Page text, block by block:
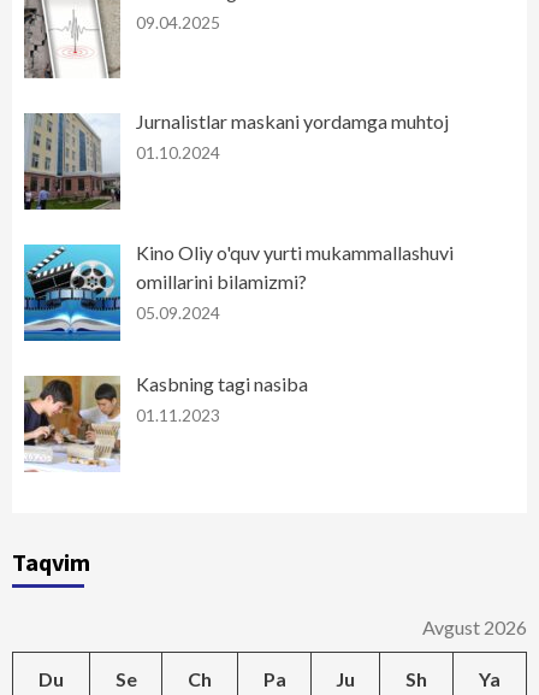
09.04.2025
Jurnalistlar maskani yordamga muhtoj
01.10.2024
Kino Oliy o'quv yurti mukammallashuvi
omillarini bilamizmi?
05.09.2024
Kasbning tagi nasiba
01.11.2023
Taqvim
Avgust 2026
Du Se Ch Pa Ju Sh Ya